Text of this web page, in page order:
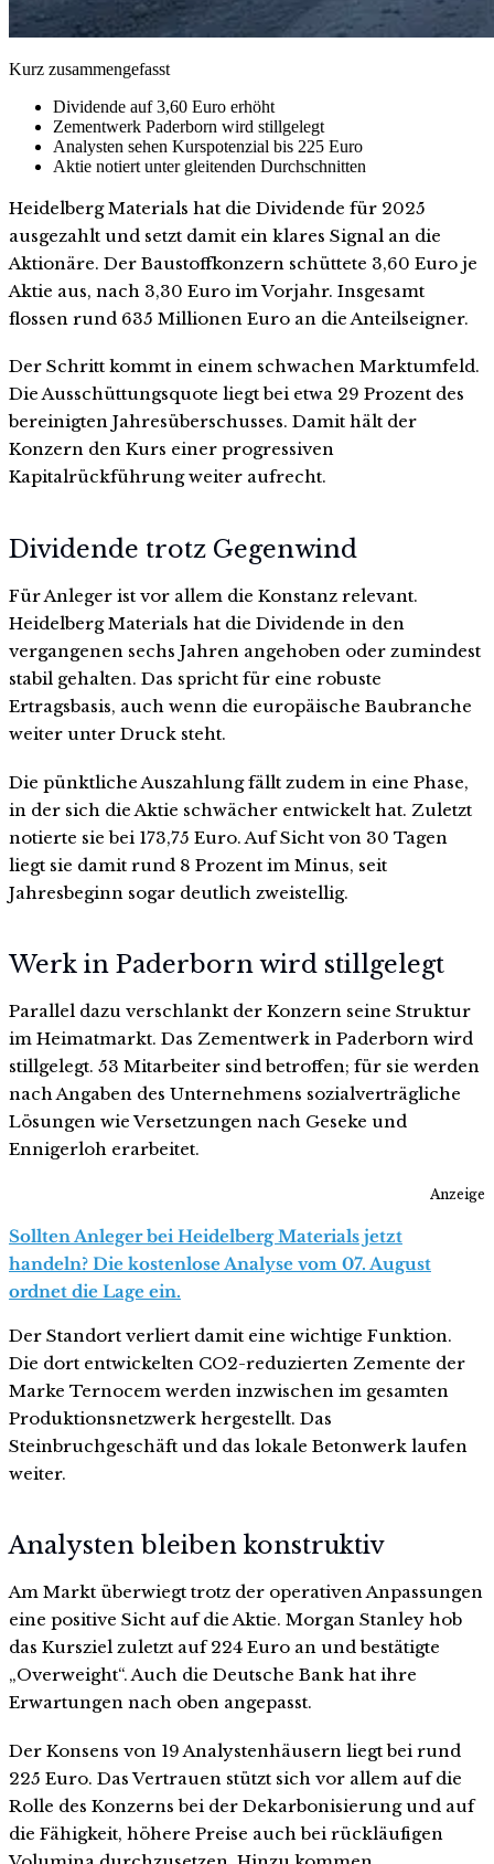
Kurz zusammengefasst
Dividende auf 3,60 Euro erhöht
Zementwerk Paderborn wird stillgelegt
Analysten sehen Kurspotenzial bis 225 Euro
Aktie notiert unter gleitenden Durchschnitten
Heidelberg Materials hat die Dividende für 2025
ausgezahlt und setzt damit ein klares Signal an die
Aktionäre. Der Baustoffkonzern schüttete 3,60 Euro je
Aktie aus, nach 3,30 Euro im Vorjahr. Insgesamt
flossen rund 635 Millionen Euro an die Anteilseigner.
Der Schritt kommt in einem schwachen Marktumfeld.
Die Ausschüttungsquote liegt bei etwa 29 Prozent des
bereinigten Jahresüberschusses. Damit hält der
Konzern den Kurs einer progressiven
Kapitalrückführung weiter aufrecht.
Dividende trotz Gegenwind
Für Anleger ist vor allem die Konstanz relevant.
Heidelberg Materials hat die Dividende in den
vergangenen sechs Jahren angehoben oder zumindest
stabil gehalten. Das spricht für eine robuste
Ertragsbasis, auch wenn die europäische Baubranche
weiter unter Druck steht.
Die pünktliche Auszahlung fällt zudem in eine Phase,
in der sich die Aktie schwächer entwickelt hat. Zuletzt
notierte sie bei 173,75 Euro. Auf Sicht von 30 Tagen
liegt sie damit rund 8 Prozent im Minus, seit
Jahresbeginn sogar deutlich zweistellig.
Werk in Paderborn wird stillgelegt
Parallel dazu verschlankt der Konzern seine Struktur
im Heimatmarkt. Das Zementwerk in Paderborn wird
stillgelegt. 53 Mitarbeiter sind betroffen; für sie werden
nach Angaben des Unternehmens sozialverträgliche
Lösungen wie Versetzungen nach Geseke und
Ennigerloh erarbeitet.
Anzeige
Sollten Anleger bei Heidelberg Materials jetzt
handeln? Die kostenlose Analyse vom 07. August
ordnet die Lage ein.
Der Standort verliert damit eine wichtige Funktion.
Die dort entwickelten CO2-reduzierten Zemente der
Marke Ternocem werden inzwischen im gesamten
Produktionsnetzwerk hergestellt. Das
Steinbruchgeschäft und das lokale Betonwerk laufen
weiter.
Analysten bleiben konstruktiv
Am Markt überwiegt trotz der operativen Anpassungen
eine positive Sicht auf die Aktie. Morgan Stanley hob
das Kursziel zuletzt auf 224 Euro an und bestätigte
„Overweight“. Auch die Deutsche Bank hat ihre
Erwartungen nach oben angepasst.
Der Konsens von 19 Analystenhäusern liegt bei rund
225 Euro. Das Vertrauen stützt sich vor allem auf die
Rolle des Konzerns bei der Dekarbonisierung und auf
die Fähigkeit, höhere Preise auch bei rückläufigen